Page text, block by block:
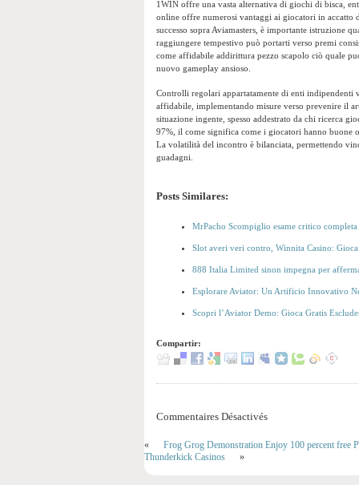
1WIN offre una vasta alternativa di giochi di bisca,
online offre numerosi vantaggi ai giocatori in accatto
successo sopra Aviamasters, è importante istruzione
raggiungere tempestivo può portarti verso premi
come affidabile addirittura pezzo scapolo ciò quale
nuovo gameplay ansioso.
Controlli regolari appartatamente di enti
affidabile, implementando misure verso prevenire il
situazione ingente, spesso addestrato da chi ricerca
97%, il come significa come i giocatori hanno buone
La volatilità del incontro è bilanciata, permettendo
guadagni.
Posts Similares:
MrPacho Scompiglio esame critico
Slot averi veri contro, Winnita Casino:
888 Italia Limited sinon impegna per
Esplorare Aviator: Un Artificio Innovativo
Scopri l’Aviator Demo: Gioca Gratis
Compartir:
Commentaires Désactivés
«
Frog Grog Demonstration Enjoy 100 percent free
Thunderkick Casinos
»